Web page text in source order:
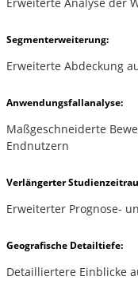
Segmenterweiterung:
Erweiterte Abdeckung
Anwendungsfallanalyse:
Maßgeschneiderte
Endnutzern
Verlängerter
Erweiterter Prognose-
Geografische Detailtiefe:
Detailliertere Einblicke